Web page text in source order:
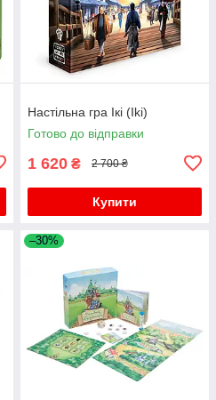
Настільна гра Ікі (Iki)
Готово до відправки
1 620 ₴ 2 700 ₴
Купити
–30%